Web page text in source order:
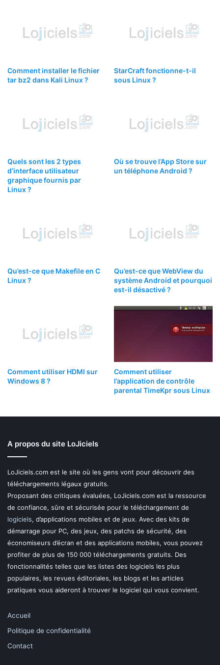
Comment installer le fichier
tar bz2 dans Kali Linux ?
StarCraft fonctionne-t-il
sous Linux ?
Quels sont les 2 types
d’interface utilisateur
graphique fournis par
Linux ?
Où se trouve l’App Store sur
un téléphone Android ?
Qu’est-ce que Makefile en C
Linux ?
Qu’est-ce que WebView du
système Android et pourquoi
est-il désactivé ?
Comment utiliser HDMI sur
Windows 8 ?
Comment utiliser
l’application de contrôle
parental TimeKpr sous Linux
A propos du site LoJiciels
LoJiciels.com est le site où les gens vont pour découvrir des
téléchargements légaux gratuits.
Proposant des critiques évaluées, LoJiciels.com est la ressource
de confiance, sûre et sécurisée pour le téléchargement de
logiciels, d’applications mobiles et de jeux. Avec des kits de
démarrage pour PC, des jeux, des patchs de sécurité, des
économiseurs d’écran et des applications mobiles, vous pouvez
profiter de plus de 150 000 téléchargements gratuits. Des
fonctionnalités telles que les listes des logiciels les plus
populaires, les revues éditoriales, les blogs et les articles
pratiques vous aideront à trouver le logiciel qui vous convient.
Accueil
Politique de confidentialité
Contact